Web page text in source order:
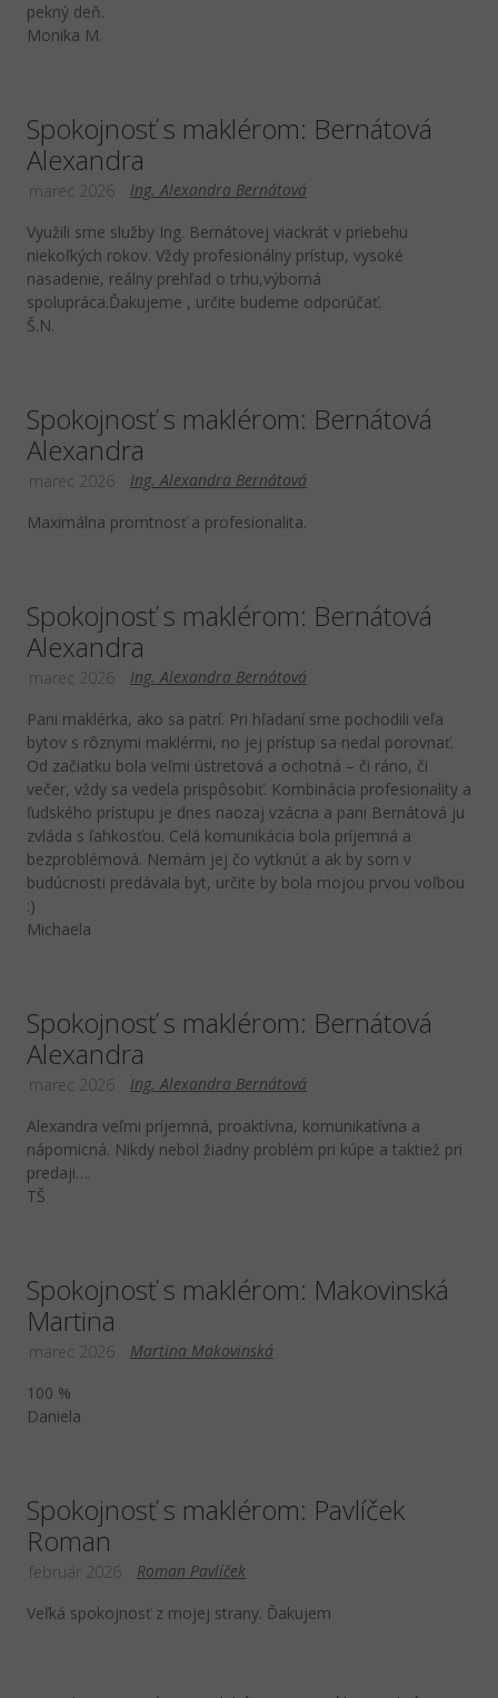
pekný deň.
Monika M.
Spokojnosť s maklérom: Bernátová
Alexandra
Ing. Alexandra Bernátová
marec 2026
Využili sme služby Ing. Bernátovej viackrát v priebehu
niekoľkých rokov. Vždy profesionálny prístup, vysoké
nasadenie, reálny prehľad o trhu,výborná
spolupráca.Ďakujeme , určite budeme odporúčať.
Š.N.
Spokojnosť s maklérom: Bernátová
Alexandra
Ing. Alexandra Bernátová
marec 2026
Maximálna promtnosť a profesionalita.
Spokojnosť s maklérom: Bernátová
Alexandra
Ing. Alexandra Bernátová
marec 2026
Pani maklérka, ako sa patrí. Pri hľadaní sme pochodili veľa
bytov s rôznymi maklérmi, no jej prístup sa nedal porovnať.
Od začiatku bola veľmi ústretová a ochotná – či ráno, či
večer, vždy sa vedela prispôsobiť. Kombinácia profesionality a
ľudského prístupu je dnes naozaj vzácna a pani Bernátová ju
zvláda s ľahkosťou. Celá komunikácia bola príjemná a
bezproblémová. Nemám jej čo vytknúť a ak by som v
budúcnosti predávala byt, určite by bola mojou prvou voľbou
:)
Michaela
Spokojnosť s maklérom: Bernátová
Alexandra
Ing. Alexandra Bernátová
marec 2026
Alexandra veľmi príjemná, proaktívna, komunikatívna a
nápomicná. Nikdy nebol žiadny problém pri kúpe a taktiež pri
predaji….
TŠ
Spokojnosť s maklérom: Makovinská
Martina
Martina Makovinská
marec 2026
100 %
Daniela
Spokojnosť s maklérom: Pavlíček
Roman
Roman Pavlíček
február 2026
Veľká spokojnosť z mojej strany. Ďakujem